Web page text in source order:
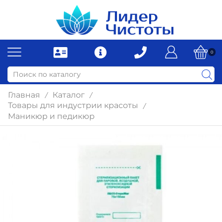
0
Главная / Каталог /
Товары для индустрии красоты /
Маникюр и педикюр